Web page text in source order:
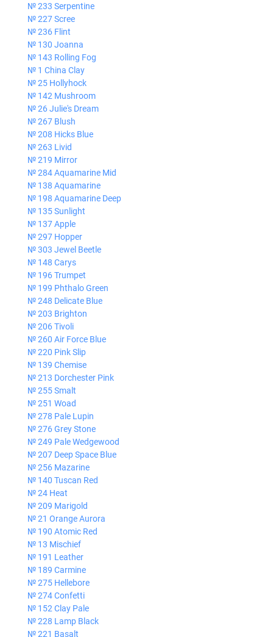
№ 233 Serpentine
№ 227 Scree
№ 236 Flint
№ 130 Joanna
№ 143 Rolling Fog
№ 1 China Clay
№ 25 Hollyhock
№ 142 Mushroom
№ 26 Julie's Dream
№ 267 Blush
№ 208 Hicks Blue
№ 263 Livid
№ 219 Mirror
№ 284 Aquamarine Mid
№ 138 Aquamarine
№ 198 Aquamarine Deep
№ 135 Sunlight
№ 137 Apple
№ 297 Hopper
№ 303 Jewel Beetle
№ 148 Carys
№ 196 Trumpet
№ 199 Phthalo Green
№ 248 Delicate Blue
№ 203 Brighton
№ 206 Tivoli
№ 260 Air Force Blue
№ 220 Pink Slip
№ 139 Chemise
№ 213 Dorchester Pink
№ 255 Smalt
№ 251 Woad
№ 278 Pale Lupin
№ 276 Grey Stone
№ 249 Pale Wedgewood
№ 207 Deep Space Blue
№ 256 Mazarine
№ 140 Tuscan Red
№ 24 Heat
№ 209 Marigold
№ 21 Orange Aurora
№ 190 Atomic Red
№ 13 Mischief
№ 191 Leather
№ 189 Carmine
№ 275 Hellebore
№ 274 Confetti
№ 152 Clay Pale
№ 228 Lamp Black
№ 221 Basalt